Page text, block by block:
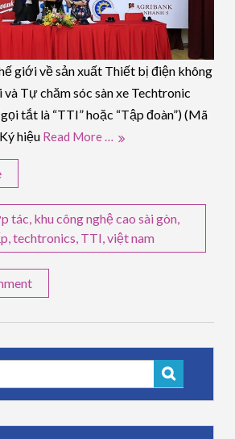
giới về sản xuất Thiết bị điện không
Tự chăm sóc sàn xe Techtronic
tắt là “TTI” hoặc “Tập đoàn”) (Mã
hiệu Read More …
tác khu công nghệ cao sài gòn
,techtronics TTI ,việt nam